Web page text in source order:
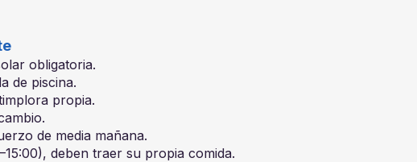
obligatoria.
de piscina.
propia.
de media mañana.
deben traer su propia comida.